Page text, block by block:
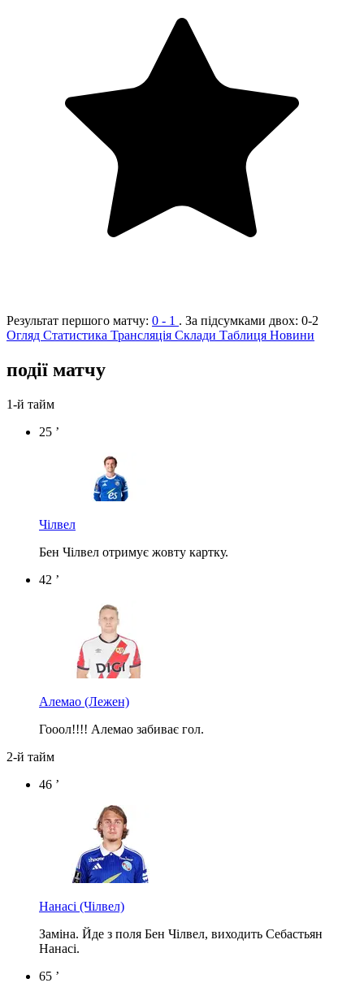
Результат першого матчу: 0 - 1 . За підсумками двох: 0-2
Огляд Статистика Трансляція Склади Таблиця Новини
події матчу
1-й тайм
25 ’
Чілвел
Бен Чілвел отримує жовту картку.
42 ’
Алемао (Лежен)
Гооол!!!! Алемао забиває гол.
2-й тайм
46 ’
Нанасі (Чілвел)
Заміна. Йде з поля Бен Чілвел, виходить Себастьян
Нанасі.
65 ’